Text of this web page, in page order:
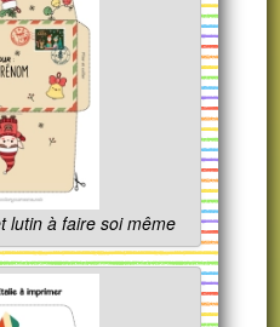
lutin à faire soi même